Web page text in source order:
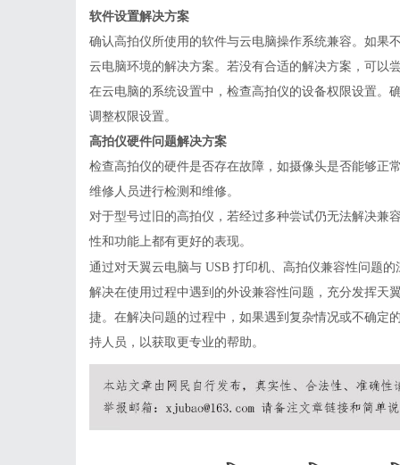
软件设置解决方案
确认高拍仪所使用的软件与云电脑操作系统兼容。如果
云电脑环境的解决方案。若没有合适的解决方案，可以
在云电脑的系统设置中，检查高拍仪的设备权限设置。
调整权限设置。
高拍仪硬件问题解决方案
检查高拍仪的硬件是否存在故障，如摄像头是否能够正
维修人员进行检测和维修。
对于型号过旧的高拍仪，若经过多种尝试仍无法解决兼
性和功能上都有更好的表现。
通过对天翼云电脑与 USB 打印机、高拍仪兼容性问题
解决在使用过程中遇到的外设兼容性问题，充分发挥天
捷。在解决问题的过程中，如果遇到复杂情况或不确定
持人员，以获取更专业的帮助。